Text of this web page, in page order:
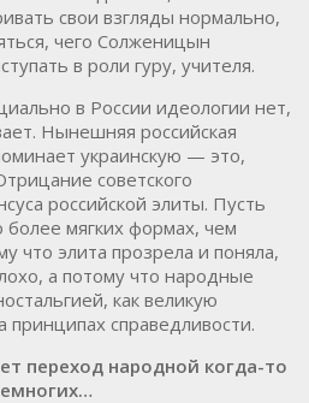
свои взгляды нормально,
чего Солженицын
в роли гуру, учителя.
в России идеологии нет,
Нынешняя российская
украинскую — это,
советского
российской элиты. Пусть
более мягких формах, чем
что элита прозрела и поняла,
а потому что народные
как великую
справедливости.
переход народной когда-то